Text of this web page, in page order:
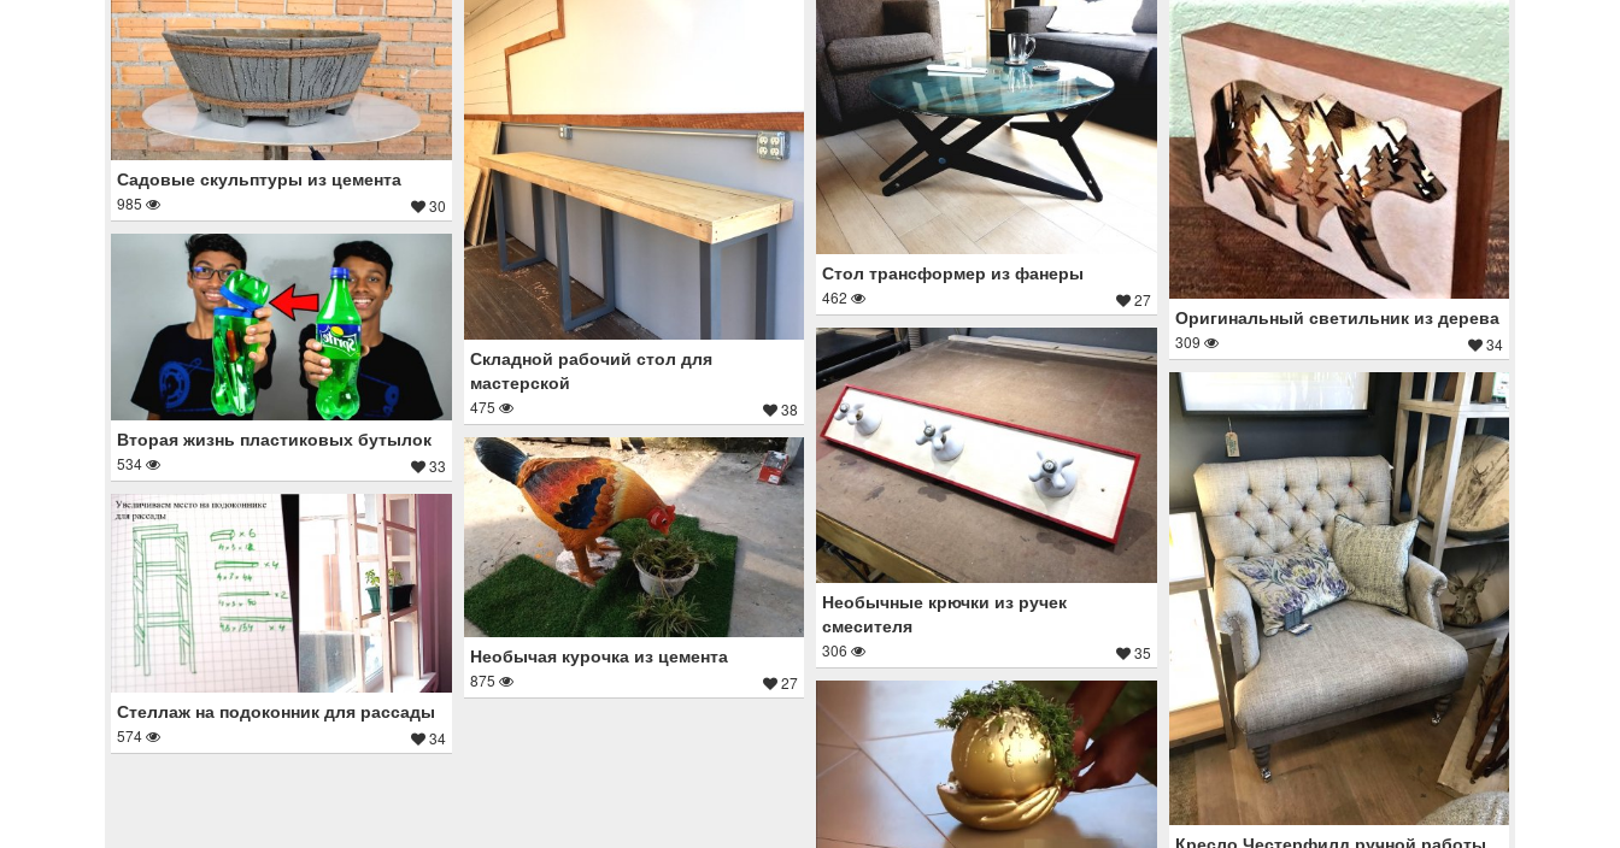
Садовые скульптуры из цемента
985 30
Складной рабочий стол для
мастерской
475 38
Стол трансформер из фанеры
462 27
Оригинальный светильник из дерева
309 34
Вторая жизнь пластиковых бутылок
534 33
Необычные крючки из ручек
смесителя
306 35
Необычая курочка из цемента
875 27
Стеллаж на подоконник для рассады
574 34